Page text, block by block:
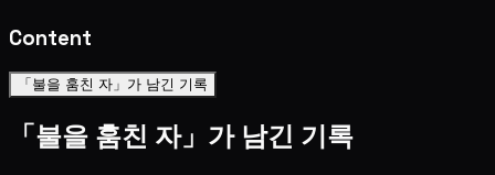
Content
「불을 훔친 자」가 남긴 기록
「불을 훔친 자」가 남긴 기록